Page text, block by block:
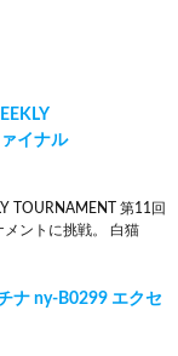
イナル
TOURNAMENT 第11回
ントに挑戦。 白猫
ナ ny-B0299 エクセ